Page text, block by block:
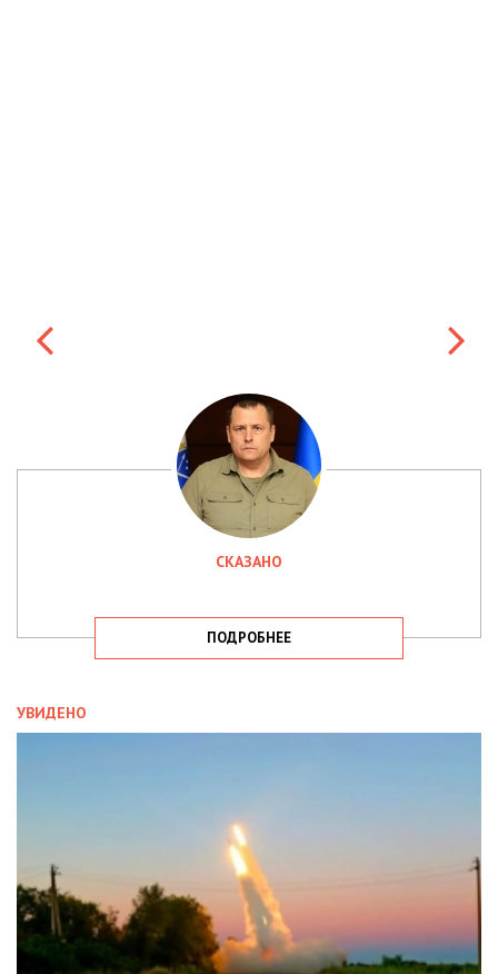
СКАЗАНО
ПОДРОБНЕЕ
УВИДЕНО